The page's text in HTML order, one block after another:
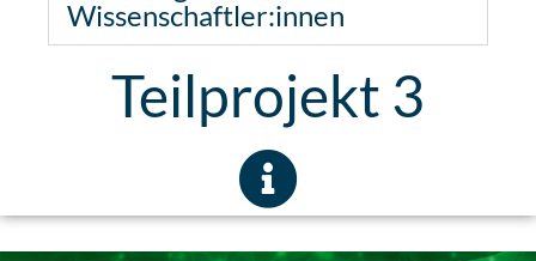
Teilprojekt 3
Wissenschaftler:innen